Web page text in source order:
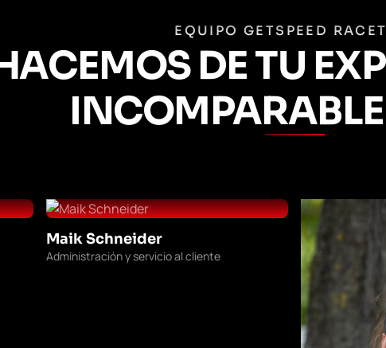
EQUIPO GETSPEED
DE TU
Maik Schneider
Administración y servicio al cliente